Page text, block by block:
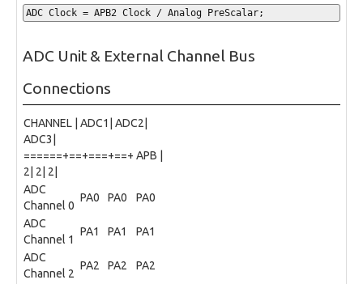
ADC Clock = APB2 Clock / Analog PreScalar;
ADC Unit & External Channel Bus
Connections
CHANNEL | ADC1| ADC2|
ADC3|
======+==+===+==+ APB |
2| 2| 2|
ADC
Channel 0
PA0 PA0
PA0
ADC
Channel 1
PA1 PA1
PA1
ADC
Channel 2
PA2 PA2
PA2